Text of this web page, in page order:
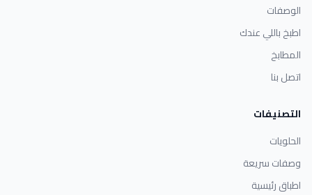
الوصفات
اطبخ باللي عندك
المطابخ
اتصل بنا
التصنيفات
الحلويات
وصفات سريعة
اطباق رئيسية